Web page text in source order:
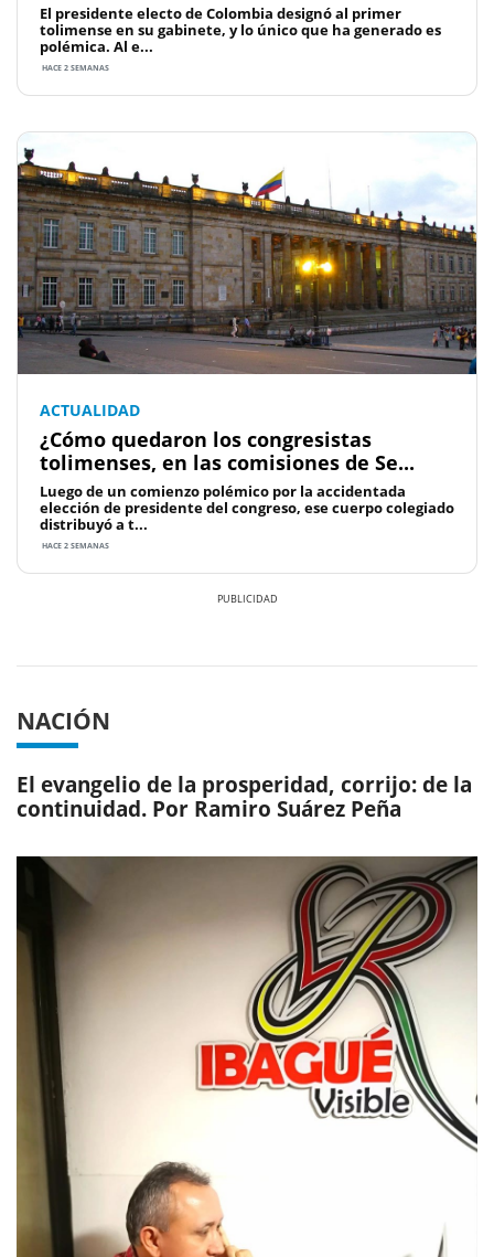
El presidente electo de Colombia designó al primer
tolimense en su gabinete, y lo único que ha generado es
polémica. Al e...
HACE 2 SEMANAS
ACTUALIDAD
¿Cómo quedaron los congresistas
tolimenses, en las comisiones de Se...
Luego de un comienzo polémico por la accidentada
elección de presidente del congreso, ese cuerpo colegiado
distribuyó a t...
HACE 2 SEMANAS
NACIÓN
El evangelio de la prosperidad, corrijo: de la
continuidad. Por Ramiro Suárez Peña